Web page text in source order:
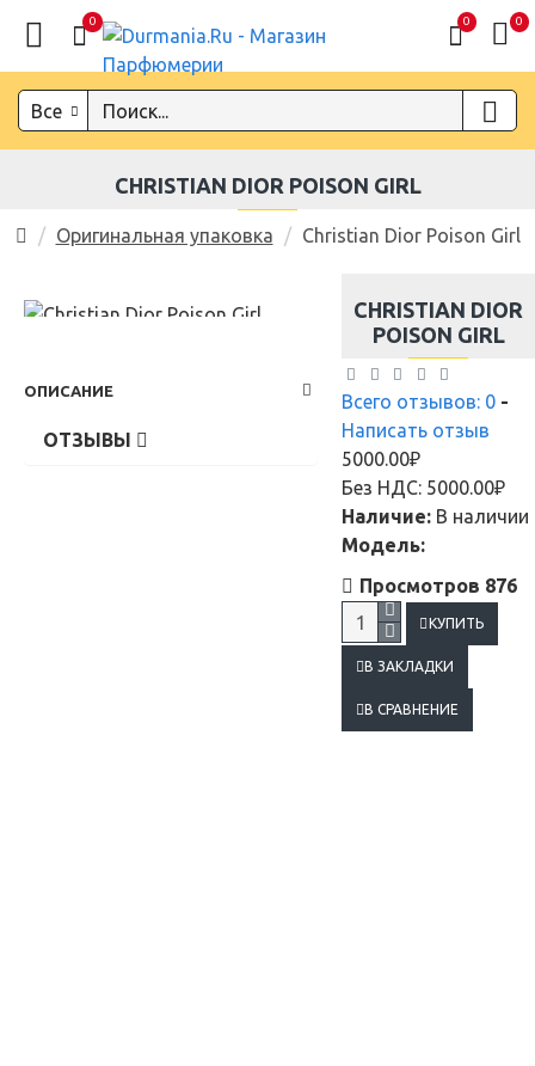
0 0 0
Все
Оригинальная упаковка Christian Dior Poison Girl
CHRISTIAN DIOR POISON GIRL
ОПИСАНИЕ
ОТЗЫВЫ
CHRISTIAN DIOR
POISON GIRL
Всего отзывов: 0 -
Написать отзыв
5000.00₽
Без НДС: 5000.00₽
Наличие: В наличии
Модель:
Просмотров 876
КУПИТЬ
В ЗАКЛАДКИ
В СРАВНЕНИЕ